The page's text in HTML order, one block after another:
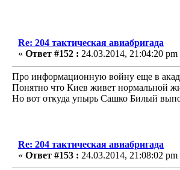
Re: 204 тактическая авиабригада
« Ответ #152 : 24.03.2014, 21:04:20 pm
Про информационную войну еще в
Понятно что Киев живет нормальной
Но вот откуда упырь Сашко Билый
Re: 204 тактическая авиабригада
« Ответ #153 : 24.03.2014, 21:08:02 pm